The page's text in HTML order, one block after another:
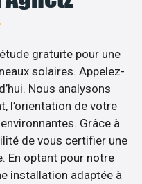
gratuite pour une
solaires. Appelez-
Nous analysons
l’orientation de votre
Grâce à
de vous certifier une
En optant pour notre
installation adaptée à